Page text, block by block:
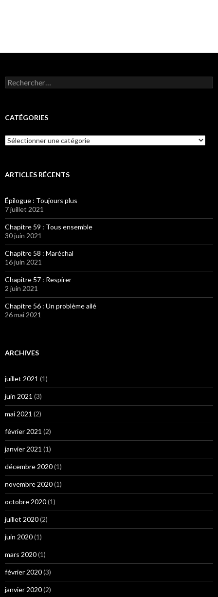
Rechercher :
CATÉGORIES
Catégories
ARTICLES RÉCENTS
Épilogue : Toujours plus
7 juillet 2021
Chapitre 59 : Tous ensemble
30 juin 2021
Chapitre 58 : Maréchal
16 juin 2021
Chapitre 57 : Respirer
2 juin 2021
Chapitre 56 : Un problème ailé
26 mai 2021
ARCHIVES
juillet 2021 (1)
juin 2021 (3)
mai 2021 (2)
février 2021 (2)
janvier 2021 (1)
décembre 2020(1)
novembre 2020(1)
octobre 2020(1)
juillet 2020(2)
juin 2020(1)
mars 2020(1)
février 2020(3)
janvier 2020(2)